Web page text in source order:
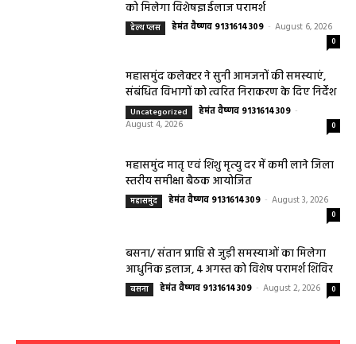
को मिलेगा विशेषज्ञ ईलाज परामर्श
हेल्थ प्लस हेमंत वैष्णव 9131614309 - August 6, 2026
0
महासमुंद कलेक्टर ने सुनी आमजनों की समस्याएं,
संबंधित विभागों को त्वरित निराकरण के दिए निर्देश
Uncategorized हेमंत वैष्णव 9131614309 -
August 4, 2026
0
महासमुंद मातृ एवं शिशु मृत्यु दर में कमी लाने जिला
स्तरीय समीक्षा बैठक आयोजित
महासमुंद हेमंत वैष्णव 9131614309 - August 3, 2026
0
बसना/ संतान प्राप्ति से जुड़ी समस्याओं का मिलेगा
आधुनिक इलाज, 4 अगस्त को विशेष परामर्श शिविर
बसना हेमंत वैष्णव 9131614309 - August 2, 2026 0